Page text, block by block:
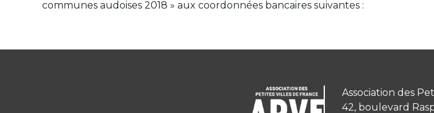
communes audoises 2018 » aux coordonnées bancaires suivantes :
Association des
42, boulevard